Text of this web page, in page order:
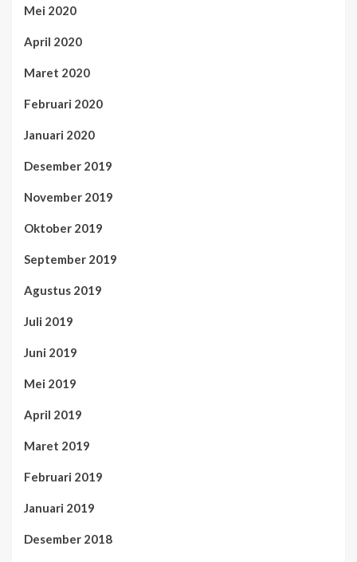
Mei 2020
April 2020
Maret 2020
Februari 2020
Januari 2020
Desember 2019
November 2019
Oktober 2019
September 2019
Agustus 2019
Juli 2019
Juni 2019
Mei 2019
April 2019
Maret 2019
Februari 2019
Januari 2019
Desember 2018